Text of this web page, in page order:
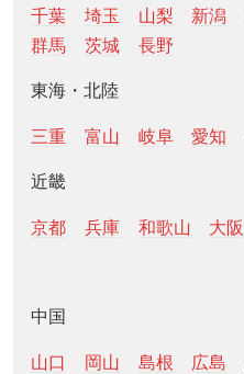
千葉 埼玉 山梨 新潟
群馬
茨城 長野
東海・北陸
三重 富山 岐阜 愛知
近畿
京都 兵庫 和歌山 大阪
中国
山口 岡山 島根 広島